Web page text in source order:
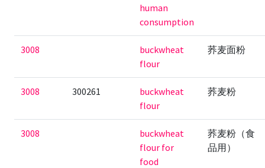
human
consumption
3008
buckwheat
flour
荞麦面粉
3008 300261
buckwheat
flour
荞麦粉
3008
buckwheat
flour for
food
荞麦粉（食
品用）